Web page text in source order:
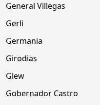
General Villegas
Gerli
Germania
Girodias
Glew
Gobernador Castro